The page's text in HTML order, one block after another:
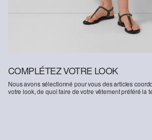
COMPLÉTEZ VOTRE LOOK
Nous avons sélectionné pour vous des articles
votre look, de quoi faire de votre vêtement préféré la